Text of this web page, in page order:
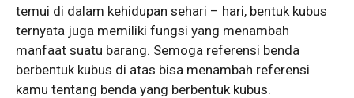
temui di dalam kehidupan sehari – hari, bentuk kubus
ternyata juga memiliki fungsi yang menambah
manfaat suatu barang. Semoga referensi benda
berbentuk kubus di atas bisa menambah referensi
kamu tentang benda yang berbentuk kubus.